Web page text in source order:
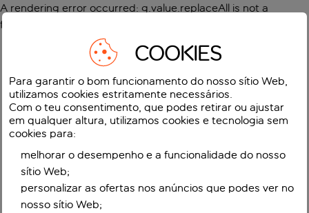
A rendering error occurred: g.value.replaceAll is not a
function
COOKIES
Para garantir o bom funcionamento do nosso sítio Web,
utilizamos cookies estritamente necessários.
Com o teu consentimento, que podes retirar ou ajustar
em qualquer altura, utilizamos cookies e tecnologia sem
cookies para:
melhorar o desempenho e a funcionalidade do nosso
sítio Web;
personalizar as ofertas nos anúncios que podes ver no
nosso sítio Web;